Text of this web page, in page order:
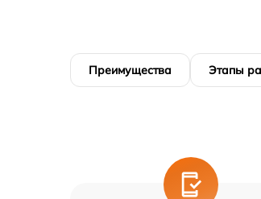
Преимущества Этапы